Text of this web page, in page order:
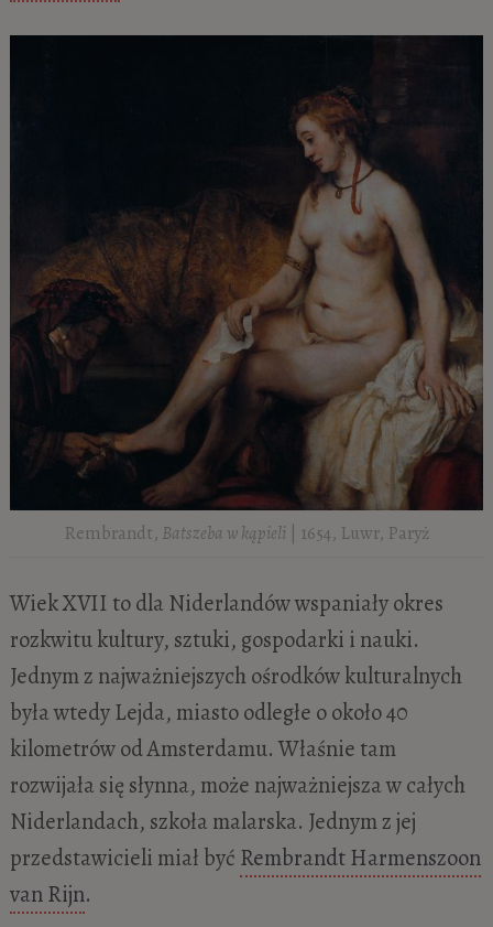
Rembrandt, Batszeba w kąpieli| 1654, Luwr, Paryż
Wiek XVII to dla Niderlandów wspaniały okres
rozkwitu kultury, sztuki, gospodarki i nauki.
Jednym z najważniejszych ośrodków kulturalnych
była wtedy Lejda, miasto odległe o około 40
kilometrów od Amsterdamu. Właśnie tam
rozwijała się słynna, może najważniejsza w całych
Niderlandach, szkoła malarska. Jednym z jej
przedstawicieli miał być Rembrandt Harmenszoon
van Rijn.